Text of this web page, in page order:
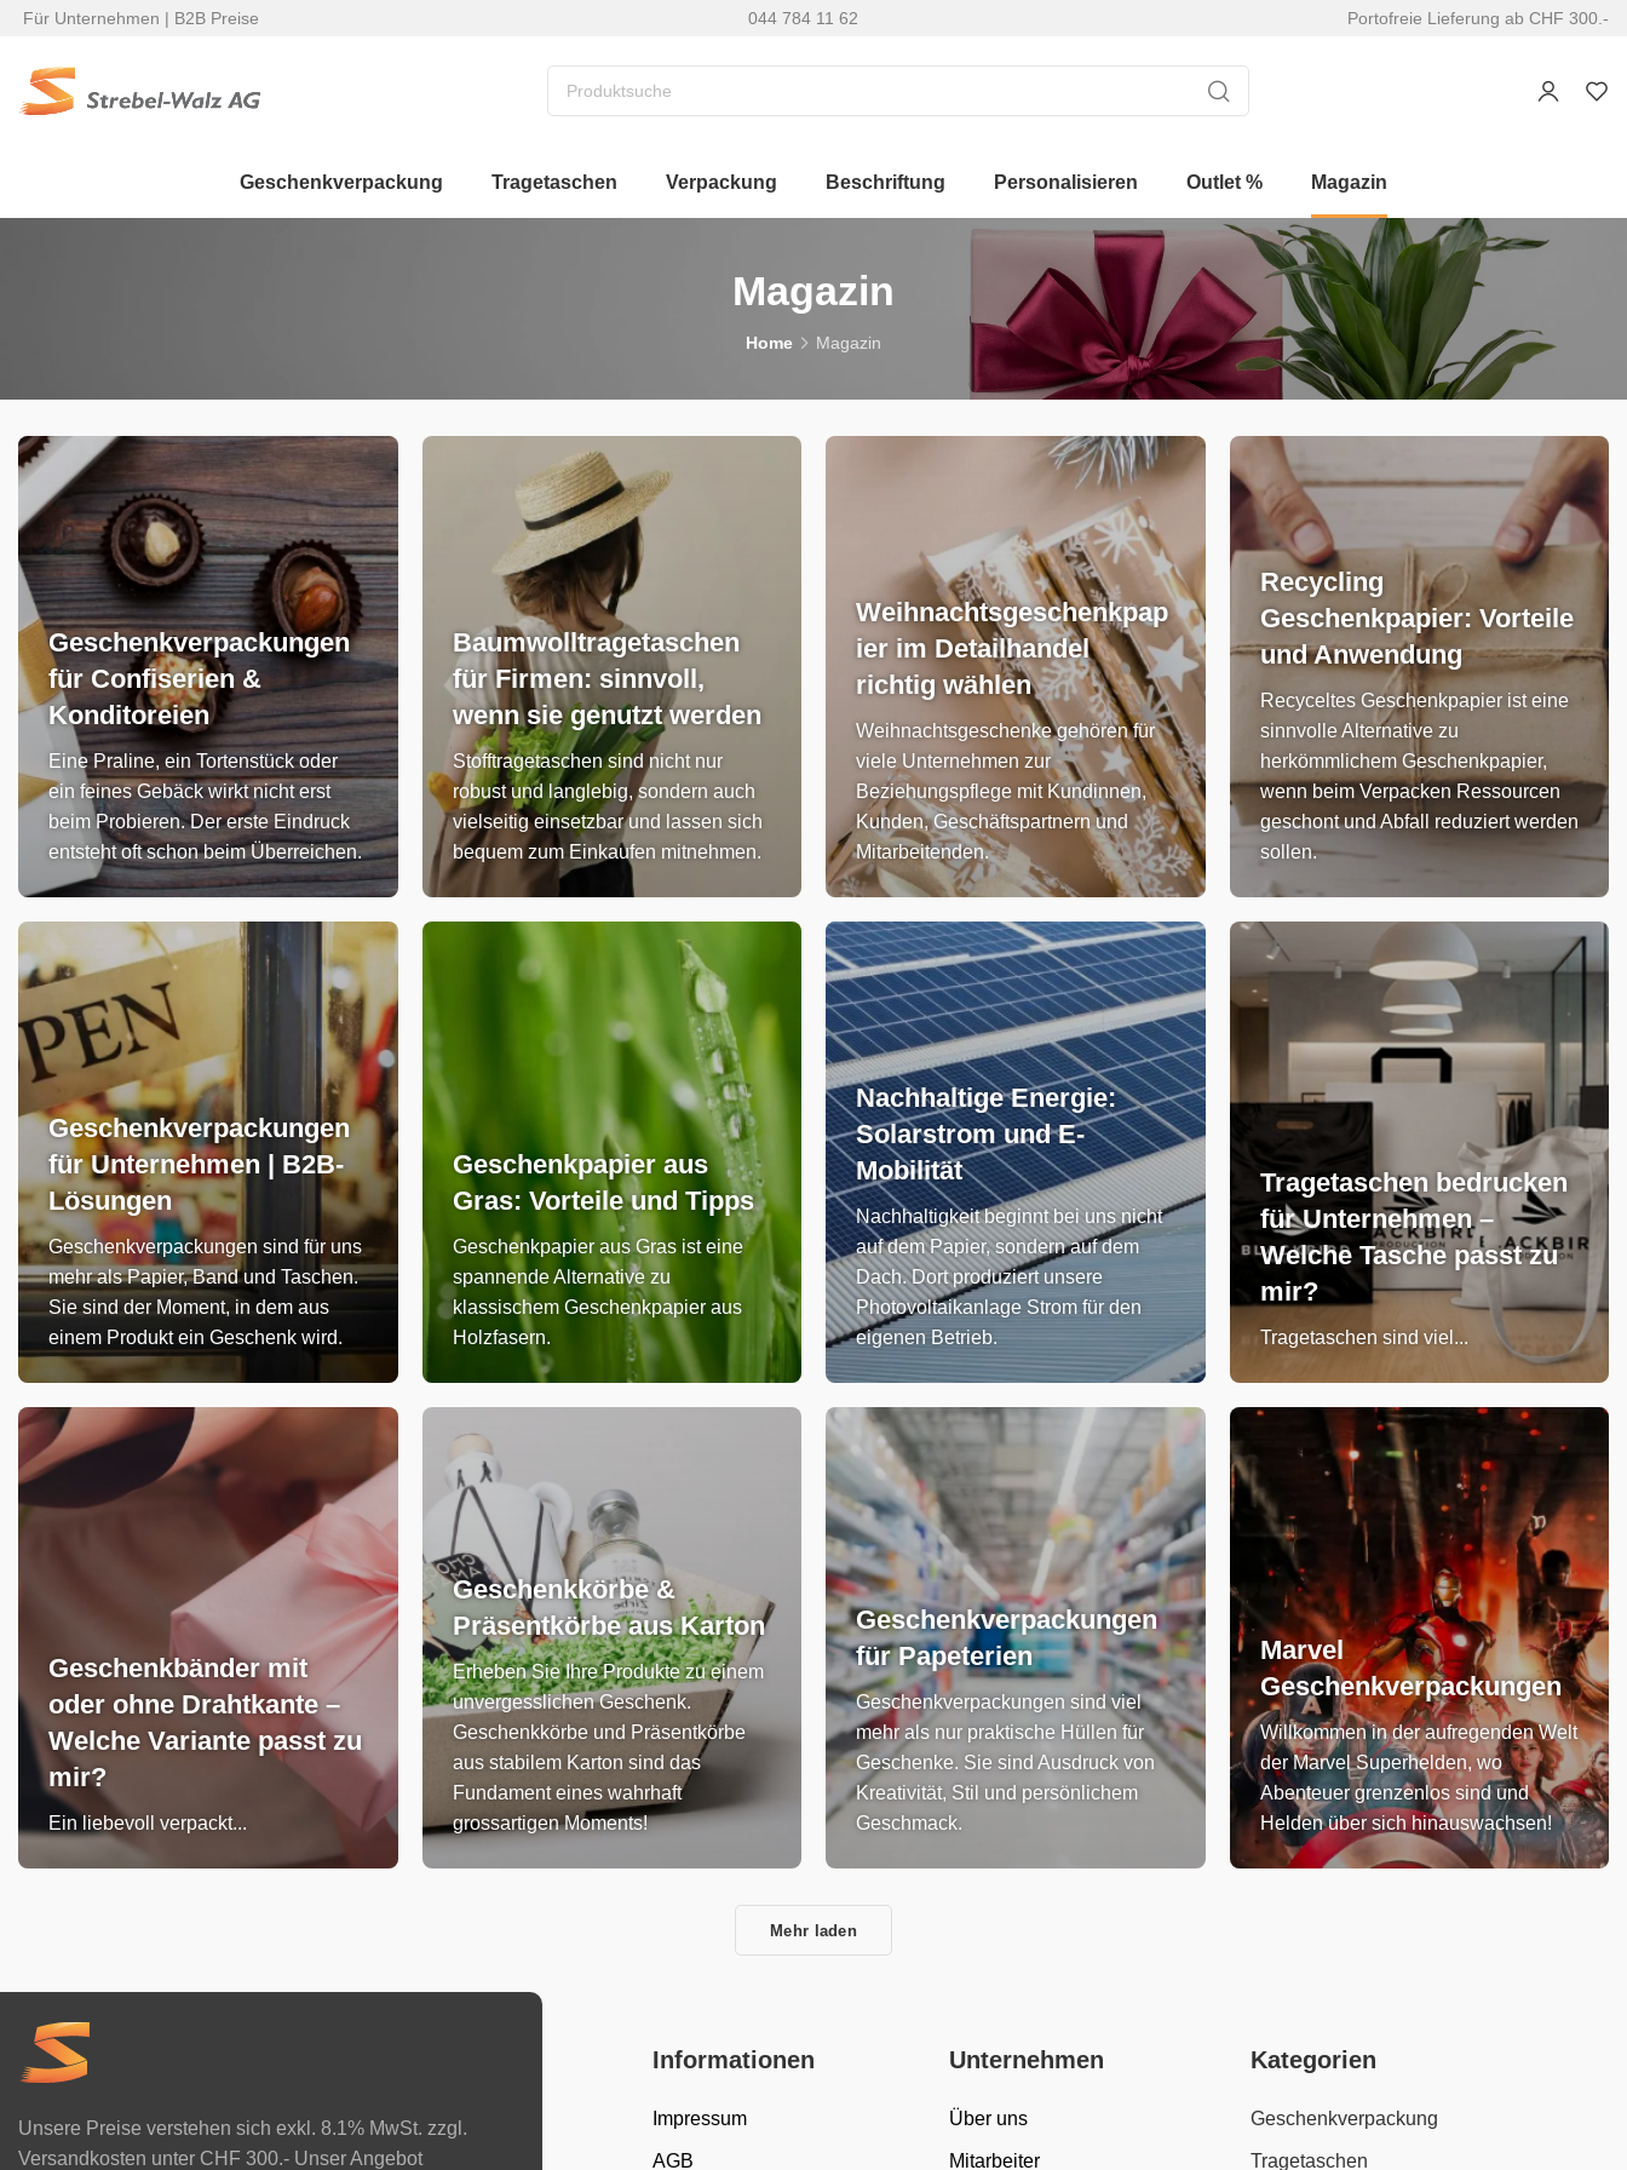
Für Unternehmen | B2B Preise 044 784 11 62 Portofreie Lieferung ab CHF 300.-
Geschenkverpackung Tragetaschen Verpackung Beschriftung Personalisieren Outlet % Magazin
Magazin
Home Magazin
Geschenkverpackungen
für Confiserien &
Konditoreien
Eine Praline, ein Tortenstück oder
ein feines Gebäck wirkt nicht erst
beim Probieren. Der erste Eindruck
entsteht oft schon beim Überreichen.
Baumwolltragetaschen
für Firmen: sinnvoll,
wenn sie genutzt werden
Stofftragetaschen sind nicht nur
robust und langlebig, sondern auch
vielseitig einsetzbar und lassen sich
bequem zum Einkaufen mitnehmen.
Weihnachtsgeschenkpap
ier im Detailhandel
richtig wählen
Weihnachtsgeschenke gehören für
viele Unternehmen zur
Beziehungspflege mit Kundinnen,
Kunden, Geschäftspartnern und
Mitarbeitenden.
Recycling
Geschenkpapier: Vorteile
und Anwendung
Recyceltes Geschenkpapier ist eine
sinnvolle Alternative zu
herkömmlichem Geschenkpapier,
wenn beim Verpacken Ressourcen
geschont und Abfall reduziert werden
sollen.
Geschenkverpackungen
für Unternehmen | B2B-
Lösungen
Geschenkverpackungen sind für uns
mehr als Papier, Band und Taschen.
Sie sind der Moment, in dem aus
einem Produkt ein Geschenk wird.
Geschenkpapier aus
Gras: Vorteile und Tipps
Geschenkpapier aus Gras ist eine
spannende Alternative zu
klassischem Geschenkpapier aus
Holzfasern.
Nachhaltige Energie:
Solarstrom und E-
Mobilität
Nachhaltigkeit beginnt bei uns nicht
auf dem Papier, sondern auf dem
Dach. Dort produziert unsere
Photovoltaikanlage Strom für den
eigenen Betrieb.
Tragetaschen bedrucken
für Unternehmen –
Welche Tasche passt zu
mir?
Tragetaschen sind viel...
Geschenkbänder mit
oder ohne Drahtkante –
Welche Variante passt zu
mir?
Ein liebevoll verpackt...
Geschenkkörbe &
Präsentkörbe aus Karton
Erheben Sie Ihre Produkte zu einem
unvergesslichen Geschenk.
Geschenkkörbe und Präsentkörbe
aus stabilem Karton sind das
Fundament eines wahrhaft
grossartigen Moments!
Geschenkverpackungen
für Papeterien
Geschenkverpackungen sind viel
mehr als nur praktische Hüllen für
Geschenke. Sie sind Ausdruck von
Kreativität, Stil und persönlichem
Geschmack.
Marvel
Geschenkverpackungen
Willkommen in der aufregenden Welt
der Marvel Superhelden, wo
Abenteuer grenzenlos sind und
Helden über sich hinauswachsen!
Mehr laden
Unsere Preise verstehen sich exkl. 8.1% MwSt. zzgl.
Versandkosten unter CHF 300.- Unser Angebot
Informationen
Impressum
AGB
Unternehmen
Über uns
Mitarbeiter
Kategorien
Geschenkverpackung
Tragetaschen